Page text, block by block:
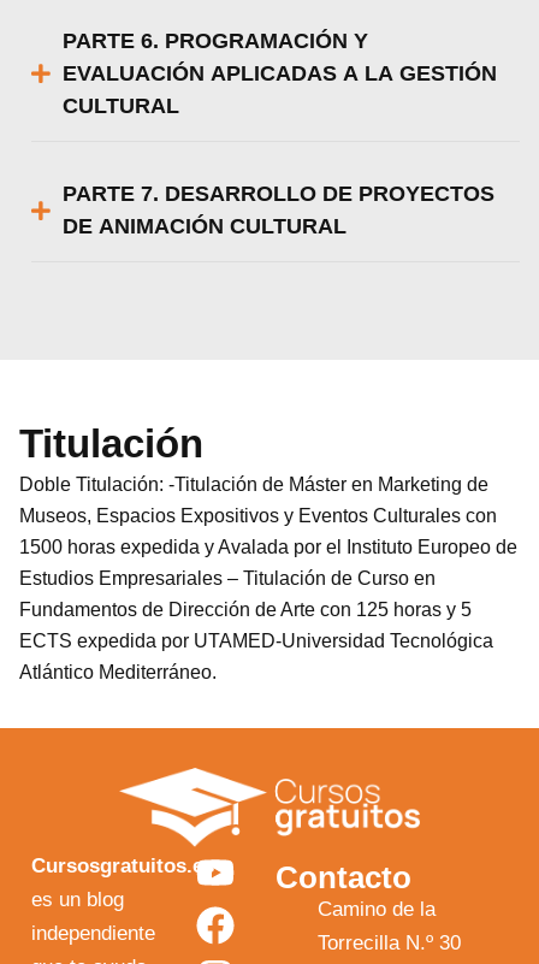
PARTE 6. PROGRAMACIÓN Y
EVALUACIÓN APLICADAS A LA GESTIÓN
CULTURAL
PARTE 7. DESARROLLO DE PROYECTOS
DE ANIMACIÓN CULTURAL
Titulación
Doble Titulación: -Titulación de Máster en Marketing de
Museos, Espacios Expositivos y Eventos Culturales con
1500 horas expedida y Avalada por el Instituto Europeo de
Estudios Empresariales – Titulación de Curso en
Fundamentos de Dirección de Arte con 125 horas y 5
ECTS expedida por UTAMED-Universidad Tecnológica
Atlántico Mediterráneo.
Cursosgratuitos.es
es un blog
independiente
Y
o
u
F
a
c
I
n
s
X
-
t
Contacto
Camino de la
Torrecilla N.º 30